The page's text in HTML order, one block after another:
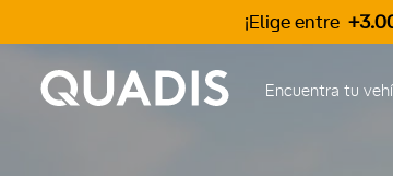
¡Elige entre
Encuentra tu